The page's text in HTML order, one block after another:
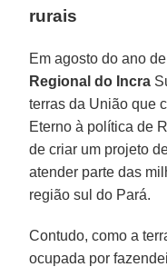
rurais
Em agosto do ano
Regional do Incra
terras da União que
Eterno à política de
de criar um projeto
atender parte das
região sul do Pará.
Contudo, como a
ocupada por